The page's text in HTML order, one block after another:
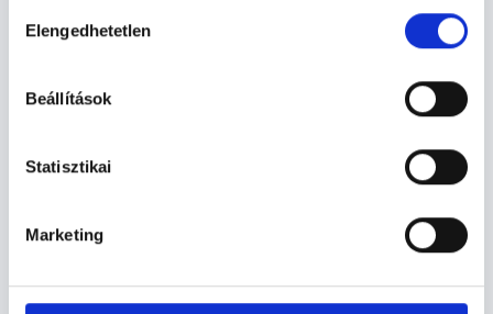
szabályzat:https://foglaljorvost.hu/info/foglaljorvost-
kiválasztása
Elengedhetetlen
Beállítások
Statisztikai
Marketing
Gyógytornász - Gyógytorna
Gyógytorna TERÜLETHEZ KAPCSOLÓDÓ